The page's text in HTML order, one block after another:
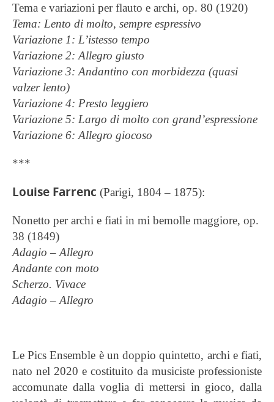
Tema e variazioni per flauto e archi, op. 80 (1920)
Tema: Lento di molto, sempre espressivo
Variazione 1: L’istesso tempo
Variazione 2: Allegro giusto
Variazione 3: Andantino con morbidezza (quasi
valzer lento)
Variazione 4: Presto leggiero
Variazione 5: Largo di molto con grand’espressione
Variazione 6: Allegro giocoso
***
Louise Farrenc (Parigi, 1804 – 1875):
Nonetto per archi e fiati in mi bemolle maggiore, op.
38 (1849)
Adagio – Allegro
Andante con moto
Scherzo. Vivace
Adagio – Allegro
Le Pics Ensemble è un doppio quintetto, archi e fiati,
nato nel 2020 e costituito da musiciste professioniste
accomunate dalla voglia di mettersi in gioco, dalla